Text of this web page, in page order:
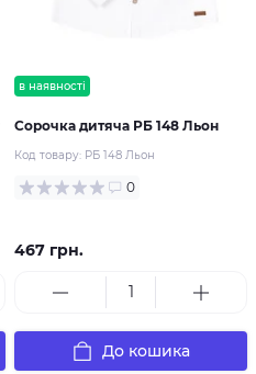
в наявності
Сорочка дитяча РБ 148 Льон
Код товару: РБ 148 Льон
0
467 грн.
До кошика